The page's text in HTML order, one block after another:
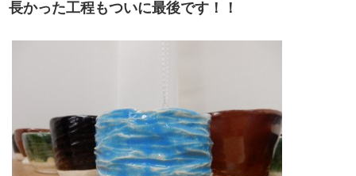
長かった工程もついに最後です！！